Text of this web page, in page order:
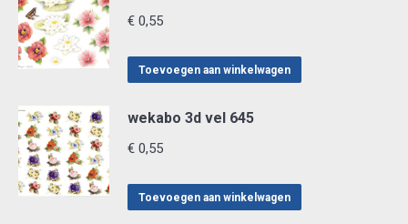
€ 0,55
Toevoegen aan winkelwagen
wekabo 3d vel 645
€ 0,55
Toevoegen aan winkelwagen